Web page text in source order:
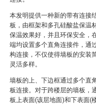
本发明提供一种新的带有连接
板，由框架和多孔硅酸盐保温
保温效果好，并且环保安全，
端均设置多个直角连接件，通
构连接，不仅使得墙板的安装
灵活多样。
墙板的上、下边框通过多个直
板连接。对于跨楼层的墙板，
板上表面(该层地面)和下表面(